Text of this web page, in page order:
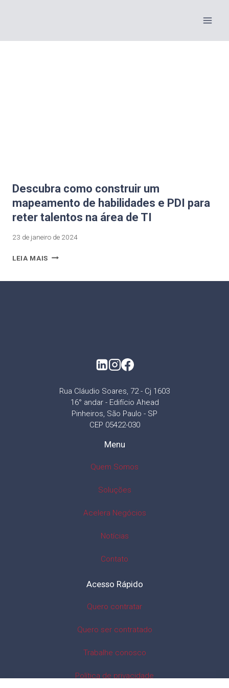
Descubra como construir um
mapeamento de habilidades e PDI para
reter talentos na área de TI
23 de janeiro de 2024
LEIA MAIS
Rua Cláudio Soares, 72 - Cj 1603
16° andar - Edifício Ahead
Pinheiros, São Paulo - SP
CEP 05422-030
Menu
Quem Somos
Soluções
Acelera Negócios
Notícias
Contato
Acesso Rápido
Quero contratar
Quero ser contratado
Trabalhe conosco
Política de privacidade